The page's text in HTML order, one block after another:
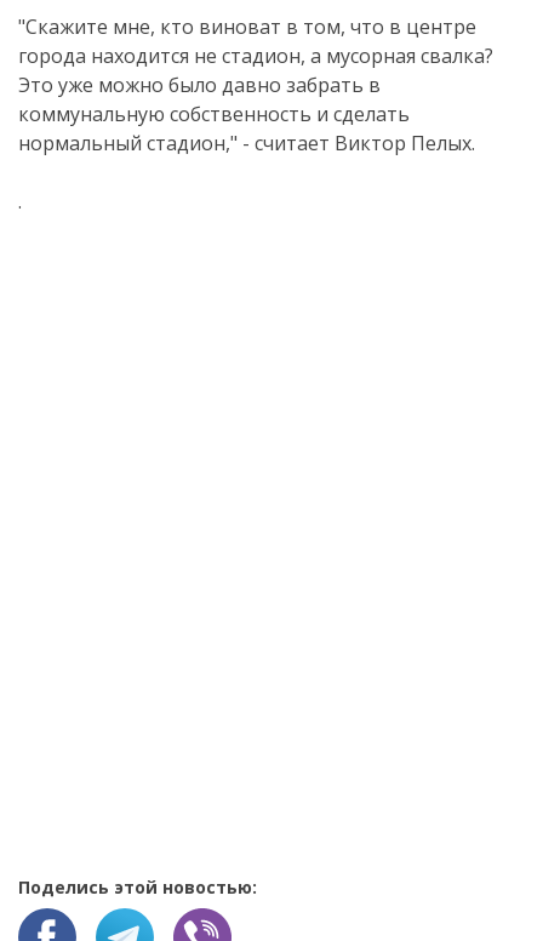
"Скажите мне, кто виноват в том, что в центре
города находится не стадион, а мусорная свалка?
Это уже можно было давно забрать в
коммунальную собственность и сделать
нормальный стадион," - считает Виктор Пелых.
.
Поделись этой новостью: